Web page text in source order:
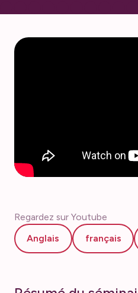
Regardez sur Youtube
Anglais
français